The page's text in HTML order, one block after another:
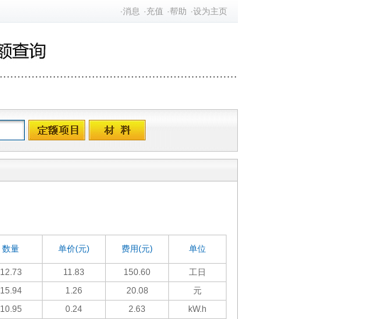
·消息 ·充值 ·帮助 ·设为主页
数量 单价(元) 费用(元) 单位
12.73 11.83 150.60 工日
15.94 1.26 20.08
元
10.95 0.24 2.63
kW.h